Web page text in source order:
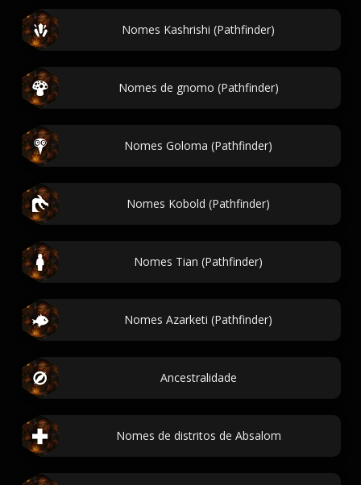
Nomes Kashrishi (Pathfinder)
Nomes de gnomo (Pathfinder)
Nomes Goloma (Pathfinder)
Nomes Kobold (Pathfinder)
Nomes Tian (Pathfinder)
Nomes Azarketi (Pathfinder)
Ancestralidade
Nomes de distritos de Absalom